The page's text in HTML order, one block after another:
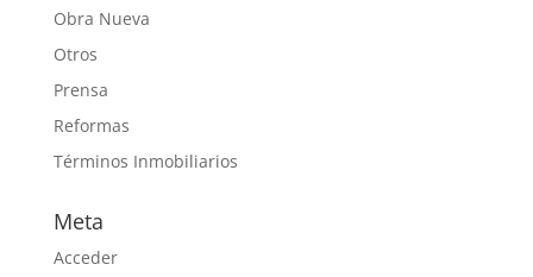
Obra Nueva
Otros
Prensa
Reformas
Términos Inmobiliarios
Meta
Acceder